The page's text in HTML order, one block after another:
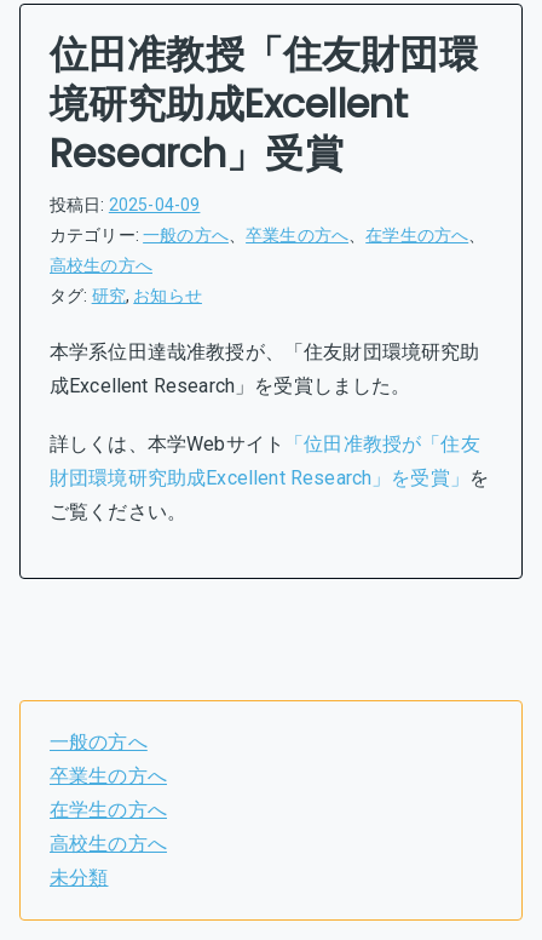
位田准教授「住友財団環
境研究助成Excellent
Research」受賞
投稿日: 2025-04-09
カテゴリー:一般の方へ、卒業生の方へ、在学生の方へ、
高校生の方へ
タグ: 研究, お知らせ
本学系位田達哉准教授が、「住友財団環境研究助
成Excellent Research」を受賞しました。
詳しくは、本学Webサイト
「位田准教授が「住友
財団環境研究助成Excellent Research」を受賞」 を
ご覧ください。
一般の方へ
卒業生の方へ
在学生の方へ
高校生の方へ
未分類